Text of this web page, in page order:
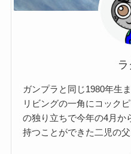
ガンプラと同じ1980年生
リビングの一角にコック
の独り立ちで今年の4月か
持つことができた二児の父